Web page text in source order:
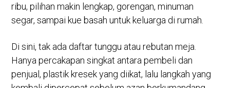
ribu, pilihan makin lengkap, gorengan, minuman
segar, sampai kue basah untuk keluarga di rumah.
Di sini, tak ada daftar tunggu atau rebutan meja.
Hanya percakapan singkat antara pembeli dan
penjual, plastik kresek yang diikat, lalu langkah yang